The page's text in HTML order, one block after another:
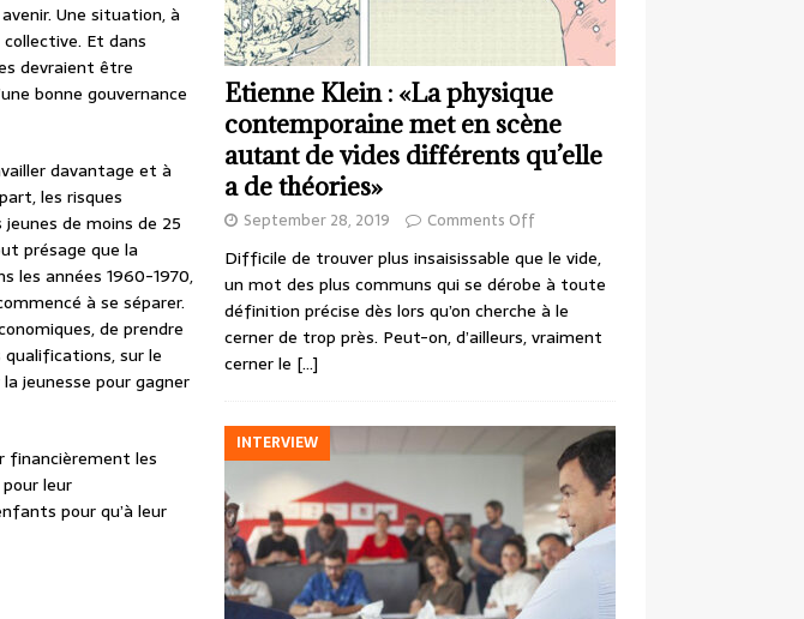
Une situation, à
Et dans
devraient être
bonne gouvernance
davantage et à
les risques
jeunes de moins de 25
présage que la
les années 1960-1970,
à se séparer.
de prendre
sur le
jeunesse pour gagner
financièrement les
leur
pour qu’à leur
Etienne Klein : «La physique
contemporaine met en scène
autant de vides différents qu’elle
a de théories»
September 28, 2019 Comments Off
Difficile de trouver plus insaisissable que le vide,
un mot des plus communs qui se dérobe à toute
définition précise dès lors qu’on cherche à le
cerner de trop près. Peut-on, d’ailleurs, vraiment
cerner le […]
INTERVIEW